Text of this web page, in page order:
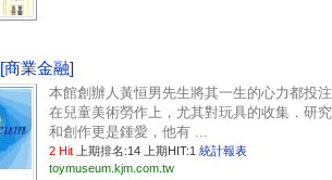
[商業金融]
本館創辦人黃恒男先生將其一生的心力都投注
在兒童美術勞作上，尤其對玩具的收集．研究
和創作更是鍾愛，他有 ...
2 Hit 上期排名:14 上期HIT:1 統計報表
toymuseum.kjm.com.tw